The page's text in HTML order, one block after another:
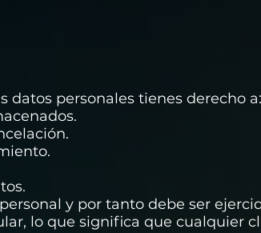
datos personales tienes derecho a:
y por tanto debe ser
lo que significa que cualquier